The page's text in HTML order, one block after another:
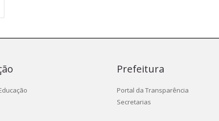
Prefeitura
Portal da Transparência
Secretarias